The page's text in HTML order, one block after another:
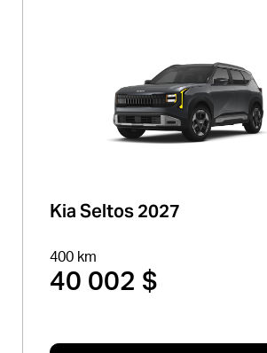
Kia Seltos 2027
400 km
40 002 $